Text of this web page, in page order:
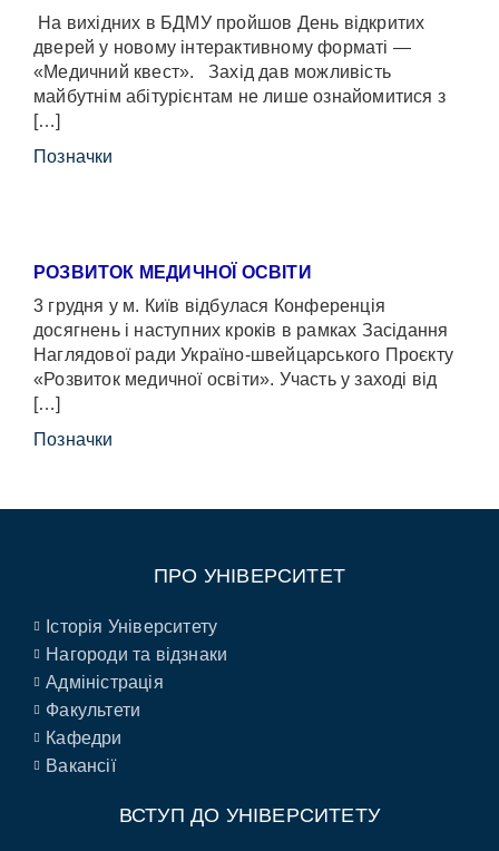
На вихідних в БДМУ пройшов День відкритих
дверей у новому інтерактивному форматі —
«Медичний квест». Захід дав можливість
майбутнім абітурієнтам не лише ознайомитися з
[…]
Позначки
РОЗВИТОК МЕДИЧНОЇ ОСВІТИ
3 грудня у м. Київ відбулася Конференція
досягнень і наступних кроків в рамках Засідання
Наглядової ради Україно-швейцарського Проєкту
«Розвиток медичної освіти». Участь у заході від
[…]
Позначки
ПРО УНІВЕРСИТЕТ
Історія Університету
Нагороди та відзнаки
Адміністрація
Факультети
Кафедри
Вакансії
ВСТУП ДО УНІВЕРСИТЕТУ